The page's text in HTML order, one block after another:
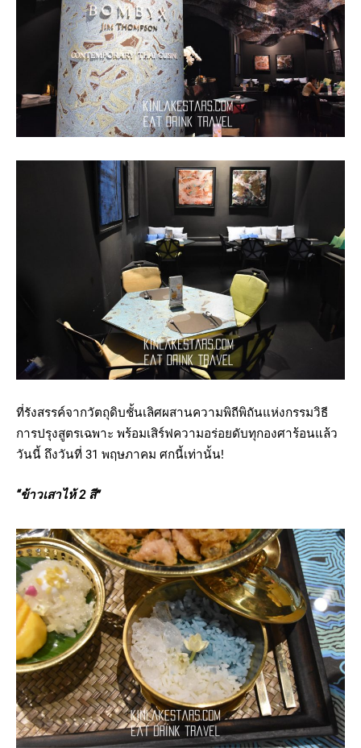
ที่รังสรรค์จากวัตถุดิบชั้นเลิศผสานความพิถีพิถันแห่งกรรมวิธี
การปรุงสูตรเฉพาะ พร้อมเสิร์ฟความอร่อยดับทุกองศาร้อนแล้ว
วันนี้ ถึงวันที่ 31 พฤษภาคม ศกนี้เท่านั้น!
“ข้าวเสาไห้ 2 สี”